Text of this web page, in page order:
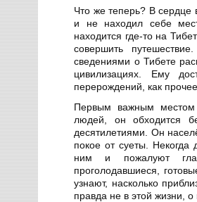
Что же теперь? В сердце
и не находил себе
находится где-то на
совершить
сведениями о Тибете
цивилизациях. Ему
перерождений, как
Первым важным местом
людей, он обходится
десятилетиями. Он
покое от суеты.
ним и пожалуют
проголодавшиеся,
узнают, насколько
правда не в этой жизни,